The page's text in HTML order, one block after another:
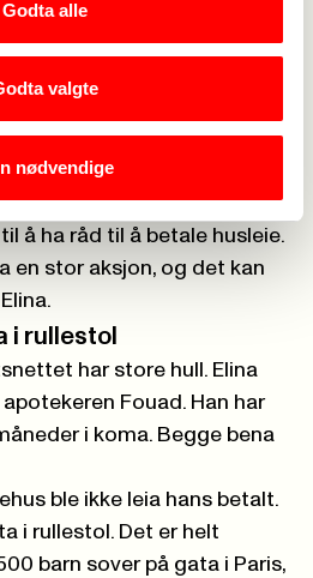
Godta alle
valgte
nødvendige
12 000 arrestert. Elina tror
igjen fordi
pensjonsopprøret. Folk
kutt etter kutt i pensjonene.
å ha råd til å betale husleie.
en stor aksjon, og det kan
i rullestol
har store hull. Elina
Fouad. Han har
i koma. Begge bena
ble ikke leia hans betalt.
i rullestol. Det er helt
barn sover på gata i Paris,